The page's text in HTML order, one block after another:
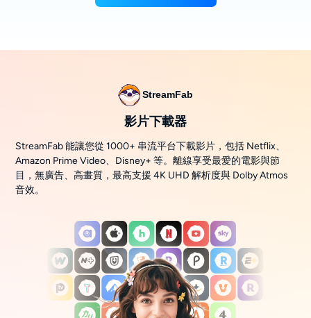
StreamFab
影片下載器
StreamFab 能讓您從 1000+ 串流平台下載影片，包括 Netflix、
Amazon Prime Video、Disney+ 等。離線享受最愛的電影與節
目，無廣告、高畫質，最高支援 4K UHD 解析度與 Dolby Atmos
音效。